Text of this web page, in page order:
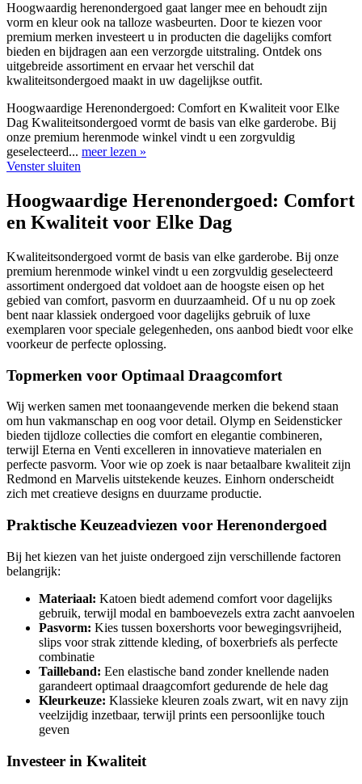
Hoogwaardig herenondergoed gaat langer mee en behoudt zijn
vorm en kleur ook na talloze wasbeurten. Door te kiezen voor
premium merken investeert u in producten die dagelijks comfort
bieden en bijdragen aan een verzorgde uitstraling. Ontdek ons
uitgebreide assortiment en ervaar het verschil dat
kwaliteitsondergoed maakt in uw dagelijkse outfit.
Hoogwaardige Herenondergoed: Comfort en Kwaliteit voor Elke
Dag Kwaliteitsondergoed vormt de basis van elke garderobe. Bij
onze premium herenmode winkel vindt u een zorgvuldig
geselecteerd... meer lezen »
Venster sluiten
Hoogwaardige Herenondergoed: Comfort
en Kwaliteit voor Elke Dag
Kwaliteitsondergoed vormt de basis van elke garderobe. Bij onze
premium herenmode winkel vindt u een zorgvuldig geselecteerd
assortiment ondergoed dat voldoet aan de hoogste eisen op het
gebied van comfort, pasvorm en duurzaamheid. Of u nu op zoek
bent naar klassiek ondergoed voor dagelijks gebruik of luxe
exemplaren voor speciale gelegenheden, ons aanbod biedt voor elke
voorkeur de perfecte oplossing.
Topmerken voor Optimaal Draagcomfort
Wij werken samen met toonaangevende merken die bekend staan
om hun vakmanschap en oog voor detail. Olymp en Seidensticker
bieden tijdloze collecties die comfort en elegantie combineren,
terwijl Eterna en Venti excelleren in innovatieve materialen en
perfecte pasvorm. Voor wie op zoek is naar betaalbare kwaliteit zijn
Redmond en Marvelis uitstekende keuzes. Einhorn onderscheidt
zich met creatieve designs en duurzame productie.
Praktische Keuzeadviezen voor Herenondergoed
Bij het kiezen van het juiste ondergoed zijn verschillende factoren
belangrijk:
Materiaal: Katoen biedt ademend comfort voor dagelijks
gebruik, terwijl modal en bamboevezels extra zacht aanvoelen
Pasvorm: Kies tussen boxershorts voor bewegingsvrijheid,
slips voor strak zittende kleding, of boxerbriefs als perfecte
combinatie
Tailleband: Een elastische band zonder knellende naden
garandeert optimaal draagcomfort gedurende de hele dag
Kleurkeuze: Klassieke kleuren zoals zwart, wit en navy zijn
veelzijdig inzetbaar, terwijl prints een persoonlijke touch
geven
Investeer in Kwaliteit